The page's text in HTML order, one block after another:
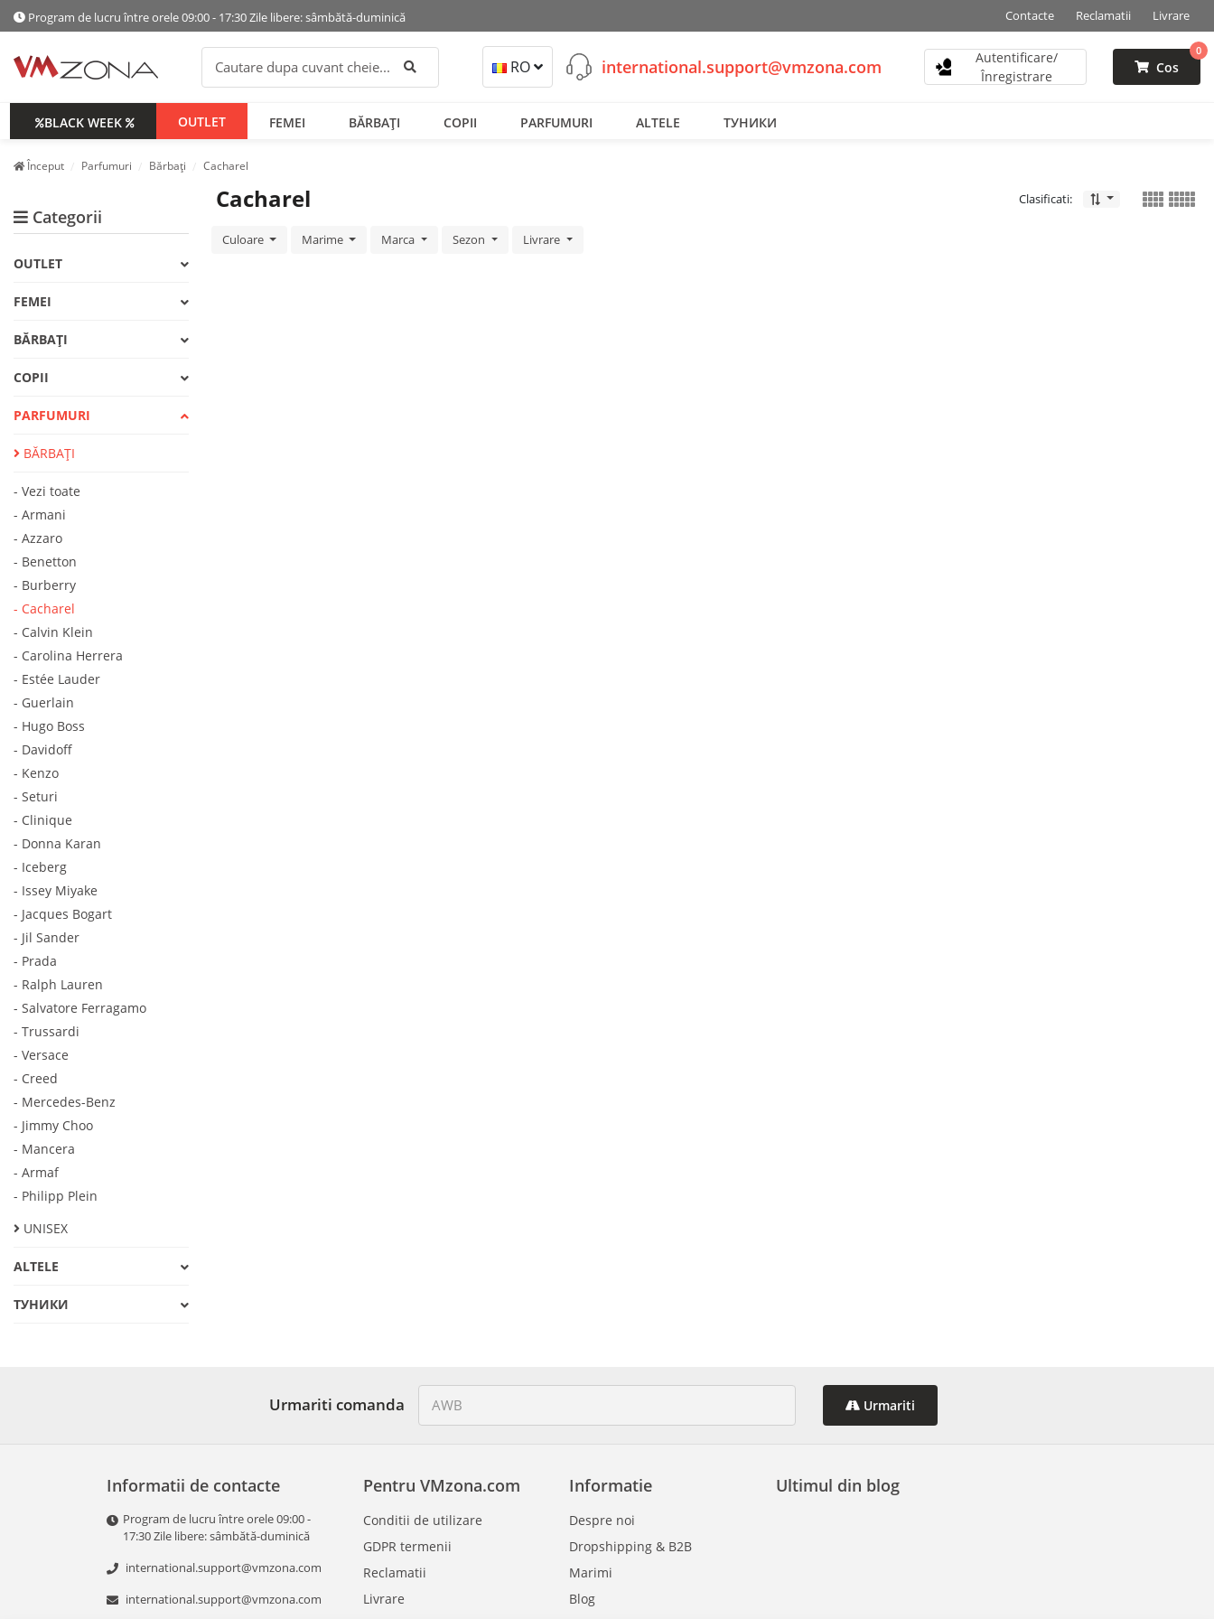
Program de lucru între orele 09:00 - 17:30 Zile libere: sâmbătă-duminică Contacte Reclamatii Livrare
Cautati RO international.support@vmzona.com
Autentificare/
Înregistrare
Cos
0
BLACK WEEK OUTLET FEMEI BĂRBAȚI COPII PARFUMURI ALTELE ТУНИКИ
Început Parfumuri Bărbați Cacharel
Categorii
OUTLET
FEMEI
BĂRBAȚI
COPII
PARFUMURI
BĂRBAȚI
- Vezi toate
- Armani
- Azzaro
- Benetton
- Burberry
- Cacharel
- Calvin Klein
- Carolina Herrera
- Estée Lauder
- Guerlain
- Hugo Boss
- Davidoff
- Kenzo
- Seturi
- Clinique
- Donna Karan
- Iceberg
- Issey Miyake
- Jacques Bogart
- Jil Sander
- Prada
- Ralph Lauren
- Salvatore Ferragamo
- Trussardi
- Versace
- Creed
- Mercedes-Benz
- Jimmy Choo
- Mancera
- Armaf
- Philipp Plein
UNISEX
ALTELE
ТУНИКИ
Cacharel Clasificati:
Culoare Marime Marca Sezon Livrare
Urmariti comanda Urmariti
Informatii de contacte
Program de lucru între orele 09:00 -
17:30 Zile libere: sâmbătă-duminică
international.support@vmzona.com
international.support@vmzona.com
Informatie
Despre noi
Dropshipping & B2B
Marimi
Blog
Pentru VMzona.com
Conditii de utilizare
GDPR termenii
Reclamatii
Livrare
Ultimul din blog